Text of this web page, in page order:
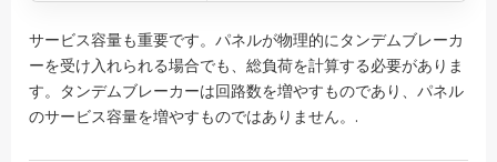
サービス容量も重要です。パネルが物理的にタンデムブレーカ
ーを受け入れられる場合でも、総負荷を計算する必要がありま
す。タンデムブレーカーは回路数を増やすものであり、パネル
のサービス容量を増やすものではありません。.